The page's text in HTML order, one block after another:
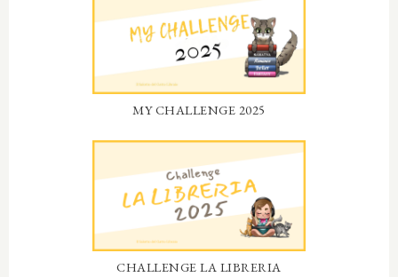
MY CHALLENGE 2025
CHALLENGE LA LIBRERIA